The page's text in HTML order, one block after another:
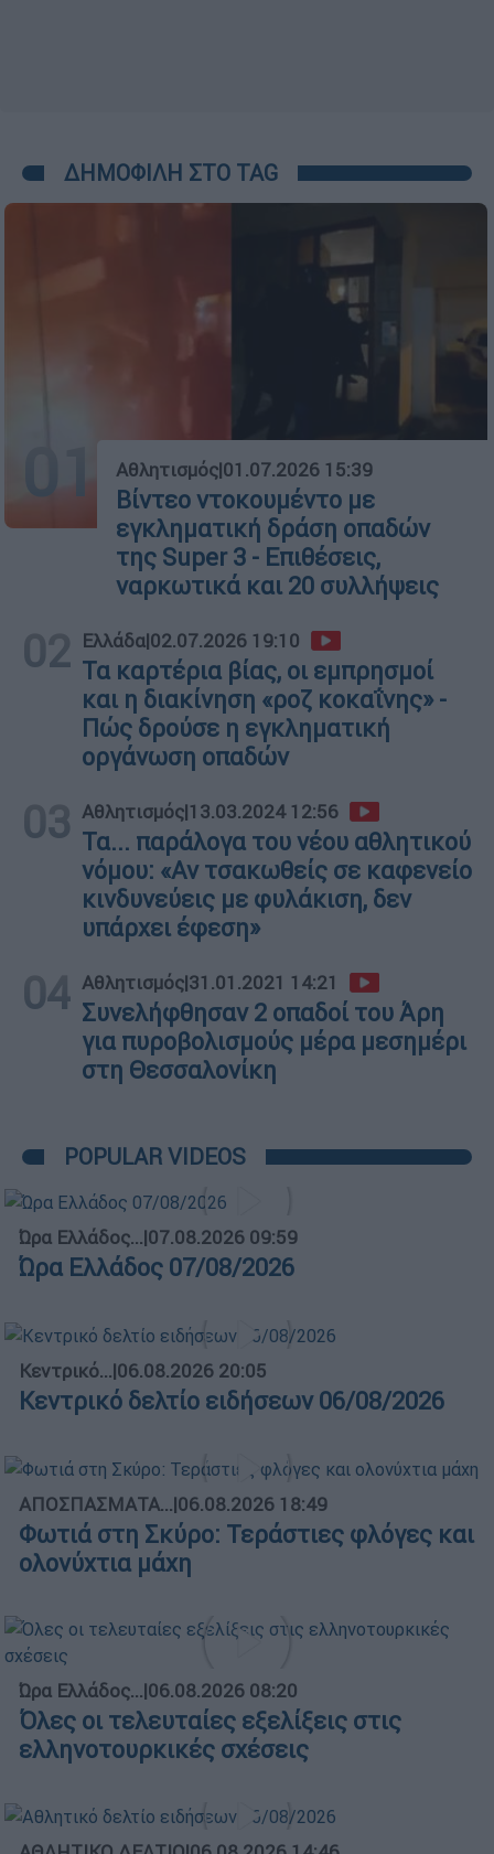
ΔΗΜΟΦΙΛΗ ΣΤΟ TAG
01 Αθλητισμός|01.07.2026 15:39
Βίντεο ντοκουμέντο με
εγκληματική δράση οπαδών
της Super 3 - Επιθέσεις,
ναρκωτικά και 20 συλλήψεις
02 Ελλάδα|02.07.2026 19:10
Τα καρτέρια βίας, οι εμπρησμοί
και η διακίνηση «ροζ κοκαΐνης» -
Πώς δρούσε η εγκληματική
οργάνωση οπαδών
03 Αθλητισμός|13.03.2024 12:56
Τα... παράλογα του νέου αθλητικού
νόμου: «Αν τσακωθείς σε καφενείο
κινδυνεύεις με φυλάκιση, δεν
υπάρχει έφεση»
04 Αθλητισμός|31.01.2021 14:21
Συνελήφθησαν 2 οπαδοί του Άρη
για πυροβολισμούς μέρα μεσημέρι
στη Θεσσαλονίκη
POPULAR VIDEOS
Ώρα Ελλάδος...|07.08.2026 09:59
Ώρα Ελλάδος 07/08/2026
Κεντρικό...|06.08.2026 20:05
Κεντρικό δελτίο ειδήσεων 06/08/2026
ΑΠΟΣΠΑΣΜΑΤΑ...|06.08.2026 18:49
Φωτιά στη Σκύρο: Τεράστιες φλόγες και
ολονύχτια μάχη
Ώρα Ελλάδος...|06.08.2026 08:20
Όλες οι τελευταίες εξελίξεις στις
ελληνοτουρκικές σχέσεις